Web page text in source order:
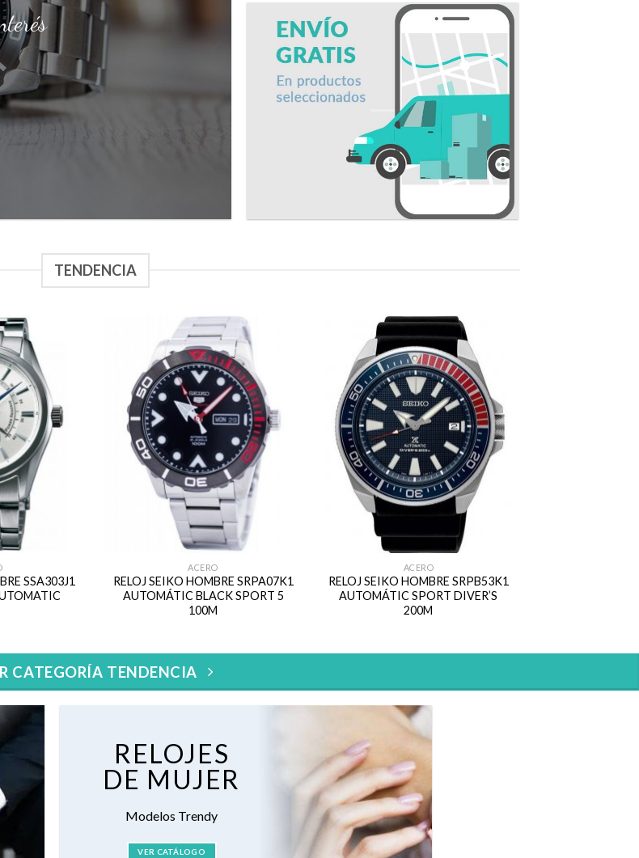
TENDENCIA
SSA303J1
ACERO
RELOJ SEIKO HOMBRE SRPA07K1
AUTOMÁTIC BLACK SPORT 5
100M
ACERO
RELOJ SEIKO HOMBRE SRPB53K1
AUTOMÁTIC SPORT DIVER’S
200M
CATEGORÍA TENDENCIA
RELOJES
DE MUJER
Modelos Trendy
VER CATÁLOGO